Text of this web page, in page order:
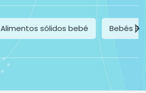
Alimentos sólidos bebé Bebés